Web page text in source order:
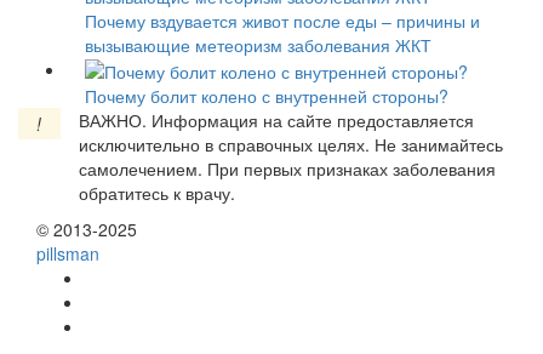
Почему вздувается живот после еды – причины и
вызывающие метеоризм заболевания ЖКТ
Почему болит колено с внутренней стороны?
!
ВАЖНО. Информация на сайте предоставляется
исключительно в справочных целях. Не занимайтесь
самолечением. При первых признаках заболевания
обратитесь к врачу.
© 2013-2025
pillsman